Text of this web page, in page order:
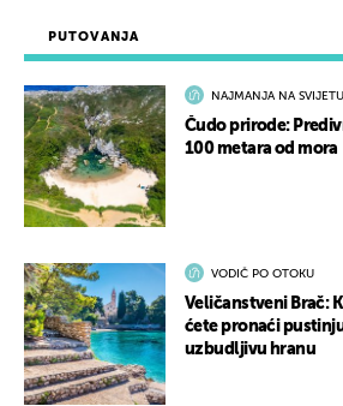
PUTOVANJA
NAJMANJA NA SVIJETU
Čudo prirode:
100 metara od mora
VODIČ PO OTOKU
Veličanstveni Brač:
ćete pronaći
uzbudljivu hranu